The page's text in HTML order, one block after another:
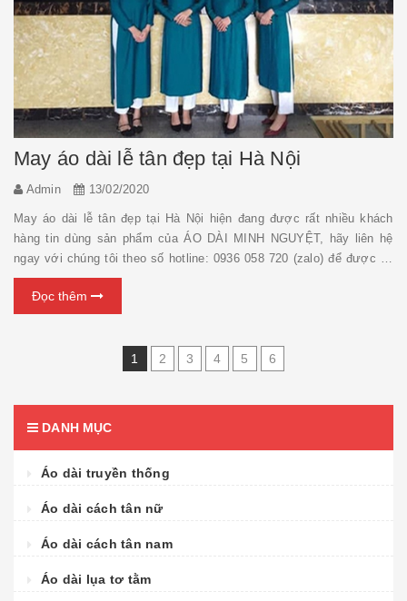
May áo dài lễ tân đẹp tại Hà Nội
Admin 13/02/2020
May áo dài lễ tân đẹp tại Hà Nội hiện đang được rất nhiều khách
hàng tin dùng sản phẩm của ÁO DÀI MINH NGUYỆT, hãy liên hệ
ngay với chúng tôi theo số hotline: 0936 058 720 (zalo) để được tư
vấn miễn phí chi tiết về các loại áo dài nhé ! May đo áo dài lễ tân
đẹp...Đọc thêm
1 2 3 4 5 6
DANH MỤC
Áo dài truyền thống
Áo dài cách tân nữ
Áo dài cách tân nam
Áo dài lụa tơ tằm